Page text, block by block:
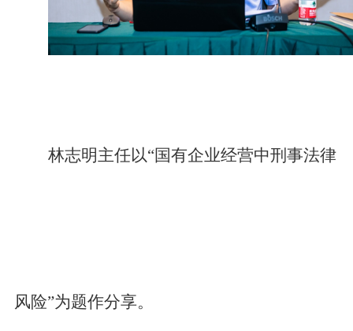
林志明主任以“国有企业经营中刑事法律
风险”为题作分享。